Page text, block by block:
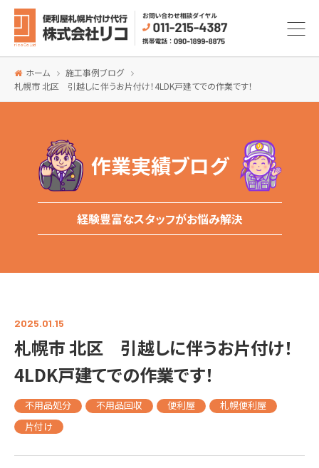
ホーム
施工事例ブログ
札幌市 北区 引越しに伴うお片付け！4LDK戸建てでの作業です！
作業実績ブログ
経験豊富なスタッフがお悩み解決
2025.01.15
札幌市 北区 引越しに伴うお片付け！
4LDK戸建てでの作業です！
不用品処分 不用品回収 便利屋
札幌便利屋
片付け